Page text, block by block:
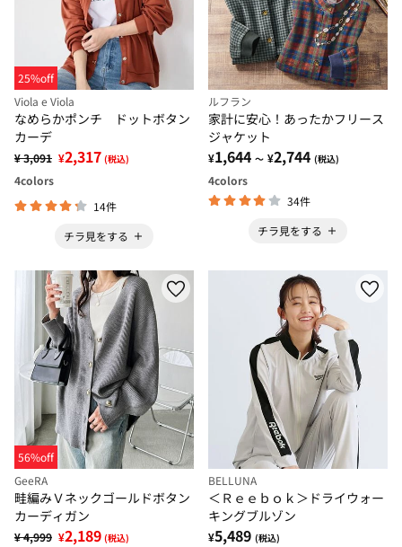
25%off
Viola e Viola
なめらかポンチ ドットボタン
カーデ
¥ 3,091 ¥2,317 (税込)
4colors
14件
チラ見をする
ルフラン
家計に安心！あったかフリース
ジャケット
¥1,644 ～ ¥2,744 (税込)
4colors
34件
チラ見をする
56%off
GeeRA
畦編みＶネックゴールドボタン
カーディガン
¥ 4,999 ¥2,189 (税込)
BELLUNA
＜Ｒｅｅｂｏｋ＞ドライウォー
キングブルゾン
¥5,489 (税込)